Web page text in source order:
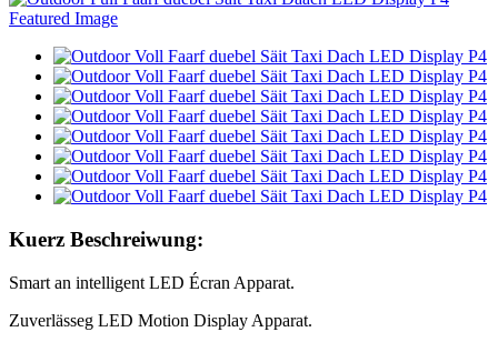
Kuerz Beschreiwung:
Smart an intelligent LED Écran Apparat.
Zuverlässeg LED Motion Display Apparat.